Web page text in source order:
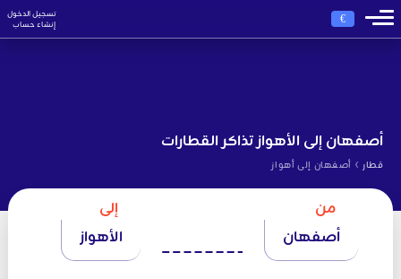
€
تسجيل الدخول
إنشاء حساب
أصفهان إلى الأهواز تذاكر القطارات
قطار › أصفهان إلى أهواز
من
أصفهان
إلى
الأهواز